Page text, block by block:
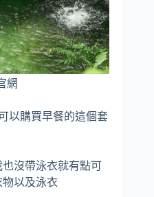
網
以購買早餐的這個套
沒帶泳衣就有點可
以及泳衣